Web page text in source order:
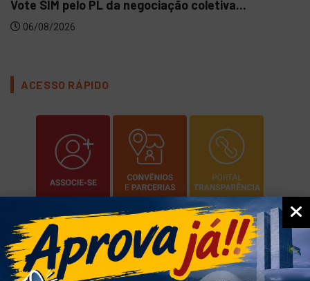
Vote SIM pelo PL da negociação coletiva...
06/08/2026
ACESSO RÁPIDO